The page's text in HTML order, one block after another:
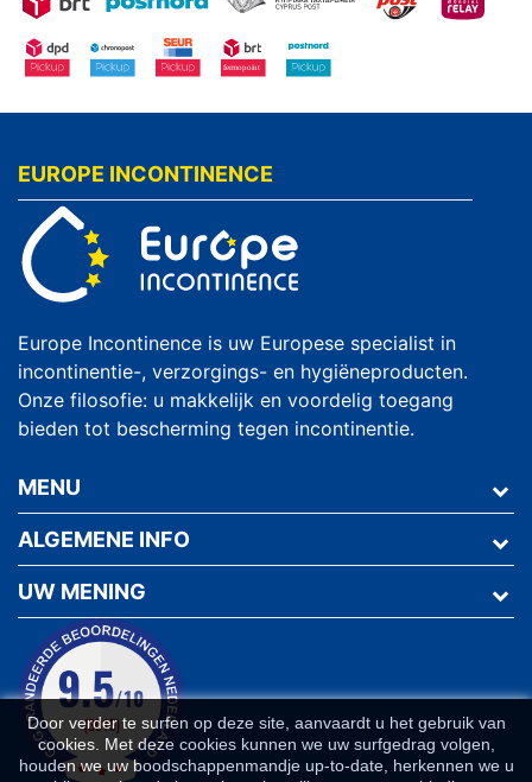
EUROPE INCONTINENCE
Europe Incontinence is uw Europese specialist in
incontinentie-, verzorgings- en hygiëneproducten.
Onze filosofie: u makkelijk en voordelig toegang
bieden tot bescherming tegen incontinentie.
MENU
ALGEMENE INFO
Door verder te surfen op deze site, aanvaardt u het gebruik van
cookies. Met deze cookies kunnen we uw surfgedrag volgen,
houden we uw boodschappenmandje up-to-date, herkennen we u
UW MENING